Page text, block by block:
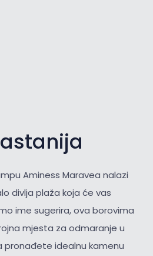
Aminess Maravea nalazi
divlja plaža koja će vas
ime sugerira, ova borovima
mjesta za odmaranje u
pronađete idealnu kamenu